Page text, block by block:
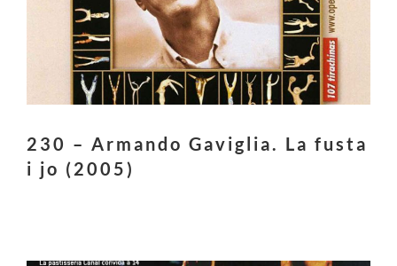
230 – Armando Gaviglia. La fusta
i jo (2005)